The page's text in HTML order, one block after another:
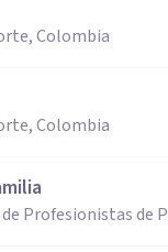
Colombia
Colombia
Profesionistas de